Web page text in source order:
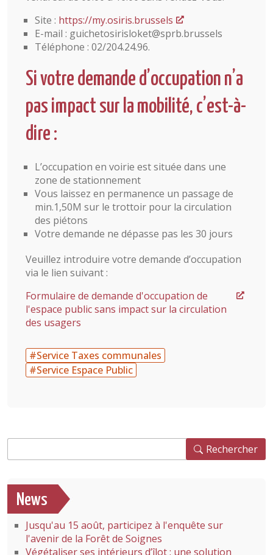
Site : https://my.osiris.brussels
E-mail : guichetosirisloket@sprb.brussels
Téléphone : 02/204.24.96.
Si votre demande d’occupation n’a
pas impact sur la mobilité, c’est-à-
dire :
L’occupation en voirie est située dans une
zone de stationnement
Vous laissez en permanence un passage de
min.1,50M sur le trottoir pour la circulation
des piétons
Votre demande ne dépasse pas les 30 jours
Veuillez introduire votre demande d’occupation
via le lien suivant :
Formulaire de demande d'occupation de
l'espace public sans impact sur la circulation
des usagers
#Service Taxes communales
#Service Espace Public
Rechercher
News
Jusqu'au 15 août, participez à l'enquête sur
l'avenir de la Forêt de Soignes
Végétaliser ses intérieurs d’îlot : une solution